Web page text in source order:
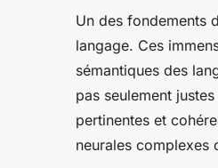
Un des fondements
langage. Ces
sémantiques des
pas seulement
pertinentes et
neurales complexes